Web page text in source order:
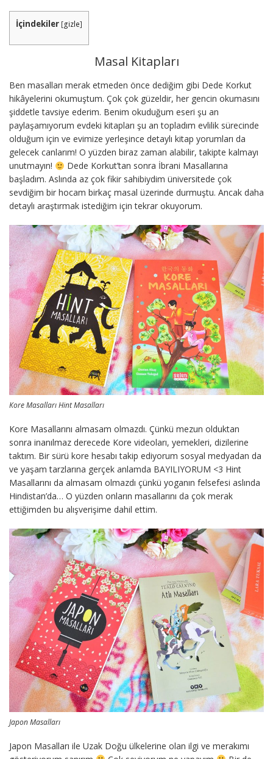
İçindekiler [gizle]
Masal Kitapları
Ben masalları merak etmeden önce dediğim gibi Dede Korkut
hikâyelerini okumuştum. Çok çok güzeldir, her gencin okumasını
şiddetle tavsiye ederim. Benim okuduğum eseri şu an
paylaşamıyorum evdeki kitapları şu an topladım evlilik sürecinde
olduğum için ve evimize yerleşince detaylı kitap yorumları da
gelecek canlarım! O yüzden biraz zaman alabilir, takipte kalmayı
unutmayın!
Dede Korkut’tan sonra İbrani Masallarına
başladım. Aslında az çok fikir sahibiydim üniversitede çok
sevdiğim bir hocam birkaç masal üzerinde durmuştu. Ancak daha
detaylı araştırmak istediğim için tekrar okuyorum.
Kore Masalları Hint Masalları
Kore Masallarını almasam olmazdı. Çünkü mezun olduktan
sonra inanılmaz derecede Kore videoları, yemekleri, dizilerine
taktım. Bir sürü kore hesabı takip ediyorum sosyal medyadan da
ve yaşam tarzlarına gerçek anlamda BAYILIYORUM <3 Hint
Masallarını da almasam olmazdı çünkü yoganın felsefesi aslında
Hindistan’da… O yüzden onların masallarını da çok merak
ettiğimden bu alışverişime dahil ettim.
Japon Masalları
Japon Masalları ile Uzak Doğu ülkelerine olan ilgi ve merakımı